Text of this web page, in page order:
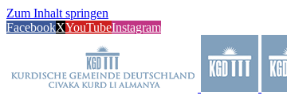
Zum Inhalt springen
FacebookXYouTubeInstagram